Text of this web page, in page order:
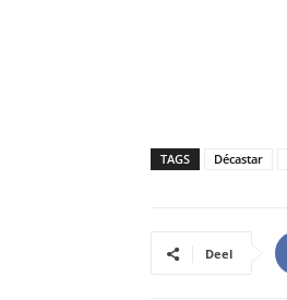
TAGS Décastar
Deel